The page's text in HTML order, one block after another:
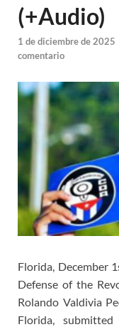
(+Audio)
1 de diciembre de 2025
comentario
Florida, December
Defense of the
Rolando Valdivia
Florida,